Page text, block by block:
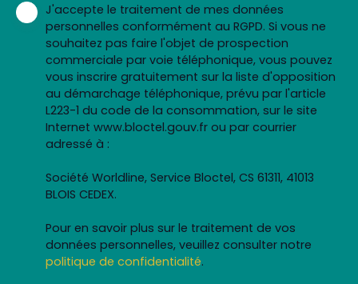
J'accepte le traitement de mes données
personnelles conformément au RGPD. Si vous ne
souhaitez pas faire l'objet de prospection
commerciale par voie téléphonique, vous pouvez
vous inscrire gratuitement sur la liste d'opposition
au démarchage téléphonique, prévu par l'article
L223-1 du code de la consommation, sur le site
Internet www.bloctel.gouv.fr ou par courrier
adressé à :
Société Worldline, Service Bloctel, CS 61311, 41013
BLOIS CEDEX.
Pour en savoir plus sur le traitement de vos
données personnelles, veuillez consulter notre
politique de confidentialité.